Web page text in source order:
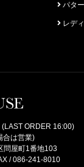
パタ
レデ
(LAST ORDER 16:00)
合は営業)
屋町1番地103
/ 086-241-8010